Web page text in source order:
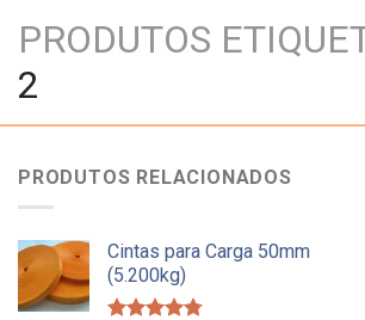
PRODUTOS
2
PRODUTOS RELACIONADOS
Cintas para Carga 50mm
(5.200kg)